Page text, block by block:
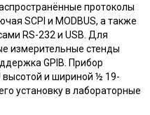
протоколы
SCPI и MODBUS, а также
RS-232 и USB. Для
измерительные стенды
GPIB. Прибор
высотой и шириной ½ 19-
установку в лабораторные